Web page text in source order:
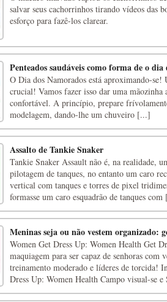
salvar seus cachorrinhos tirando vídeos das
esforço para fazê-los clarear.
Penteados saudáveis ​​como forma de o dia
O Dia dos Namorados está aproximando-
crucial! Vamos fazer isso dar uma mãozinha
confortável. A princípio, prepare
modelagem, dando-lhe um chuveiro [...]
Assalto de Tankie Snaker
Tankie Snaker Assault não é, na realidade,
pilotagem de tanques, no entanto um caro
vertical com tanques e torres de pixel
formasse um caro esquadrão de tanques
Meninas seja ou não vestem organizado:
Women Get Dress Up: Women Health Get
maquiagem para ser capaz de senhoras com
treinamento moderado e líderes de torcida!
Dress Up: Women Health Campo visual-se